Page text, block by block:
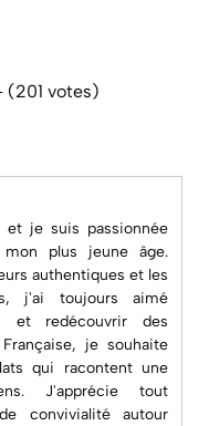
(201 votes)
et je suis passionnée
plus jeune âge.
authentiques et les
j'ai toujours aimé
et redécouvrir des
, je souhaite
qui racontent une
J'apprécie tout
convivialité autour